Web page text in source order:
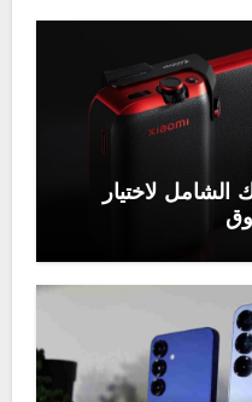
2025: دليلك الشامل لاختيار